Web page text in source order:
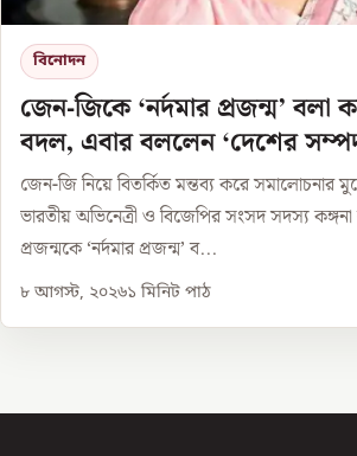
বিনোদন
জেন-জিকে ‘নর্দমার প্রজন্ম’ বলা
বদল, এবার বললেন ‘দেশের
জেন-জি নিয়ে বিতর্কিত মন্তব্য করে সমালোচনার
ভারতীয় অভিনেত্রী ও বিজেপির সংসদ সদস্য
প্রজন্মকে ‘নর্দমার প্রজন্ম’ ব...
৮ আগস্ট, ২০২৬১ মিনিট পাঠ